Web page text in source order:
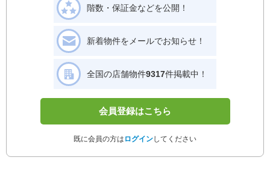
階数・保証金などを公開！
新着物件をメールでお知らせ！
全国の店舗物件9317件掲載中！
会員登録はこちら
既に会員の方は ログインしてください